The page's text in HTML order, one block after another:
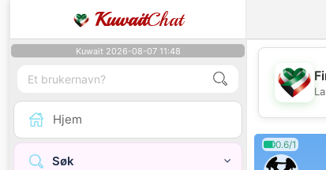
KuwaitChat
Kuwait 2026-08-07 11:48
Hjem
Søk
0.6/1